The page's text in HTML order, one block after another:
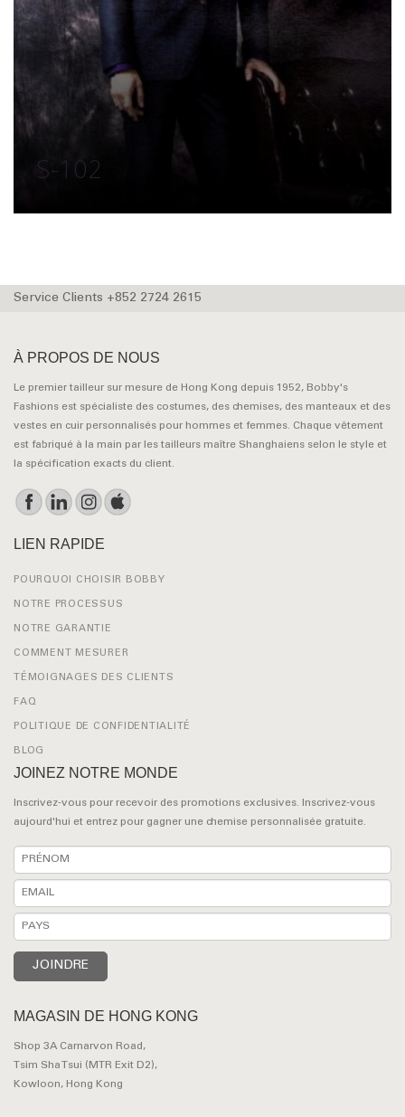
S-102
Service Clients +852 2724 2615
À PROPOS DE NOUS
Le premier tailleur sur mesure de Hong Kong depuis 1952, Bobby's
Fashions est spécialiste des costumes, des chemises, des manteaux et des
vestes en cuir personnalisés pour hommes et femmes. Chaque vêtement
est fabriqué à la main par les tailleurs maître Shanghaiens selon le style et
la spécification exacts du client.
LIEN RAPIDE
POURQUOI CHOISIR BOBBY
NOTRE PROCESSUS
NOTRE GARANTIE
COMMENT MESURER
TÉMOIGNAGES DES CLIENTS
FAQ
POLITIQUE DE CONFIDENTIALITÉ
BLOG
JOINEZ NOTRE MONDE
Inscrivez-vous pour recevoir des promotions exclusives. Inscrivez-vous
aujourd'hui et entrez pour gagner une chemise personnalisée gratuite.
MAGASIN DE HONG KONG
Shop 3A Carnarvon Road,
Tsim Sha Tsui (MTR Exit D2),
Kowloon, Hong Kong